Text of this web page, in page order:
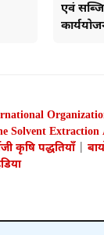
एवं
Solvent Extraction
कृषि पद्धतियाँ|